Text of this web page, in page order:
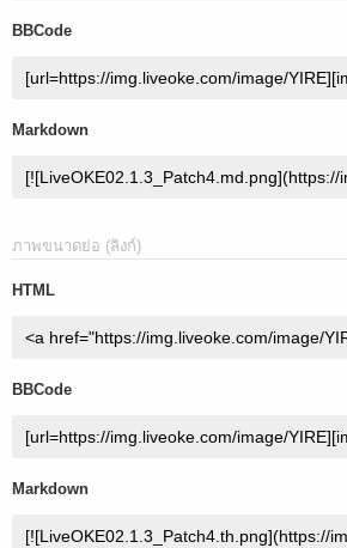
BBCode
Markdown
ภาพขนาดย่อ (ลิงก์)
HTML
BBCode
Markdown